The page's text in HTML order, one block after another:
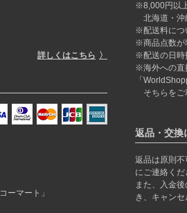
詳しくはこちら
ーマート」
※8,000円以
北海道・沖
※配送料につ
※商品点数が
※配送の日時
※海外への直
「
そちらをご
返品・交換
返品は原則
にご連絡く
また、入金
き、キャン